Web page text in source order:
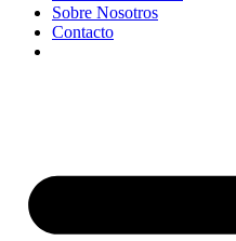
Sobre Nosotros
Contacto